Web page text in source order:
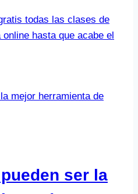
todas las clases de
hasta que acabe el
ser la